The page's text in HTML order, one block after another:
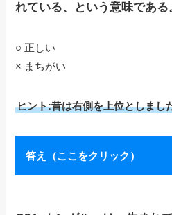
れている、という意味である
○ 正しい
× まちがい
ヒント:昔は右側を上位としまし
答え（ここをクリック）